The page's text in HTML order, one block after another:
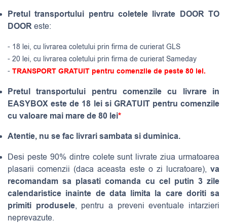
Pretul transportului pentru coletele livrate DOOR TO
DOOReste:
- 18 lei, cu livrarea coletului prin firma de curierat GLS
- 20 lei, cu livrarea coletului prin firma de curierat Sameday
- TRANSPORT GRATUIT pentru comenzile de peste 80 lei.
Pretul transportului pentru comenzile cu livrare in
EASYBOX este de 18 lei si GRATUIT pentru comenzile
cu valoare mai mare de 80 lei*
Atentie, nu se fac livrari sambata si duminica.
Desi peste 90% dintre colete sunt livrate ziua urmatoarea
plasarii comenzii (daca aceasta este o zi lucratoare), va
recomandam sa plasati comanda cu cel putin 3 zile
calendaristice inainte de data limita la care doriti sa
primiti produsele, pentru a preveni eventuale intarzieri
neprevazute.